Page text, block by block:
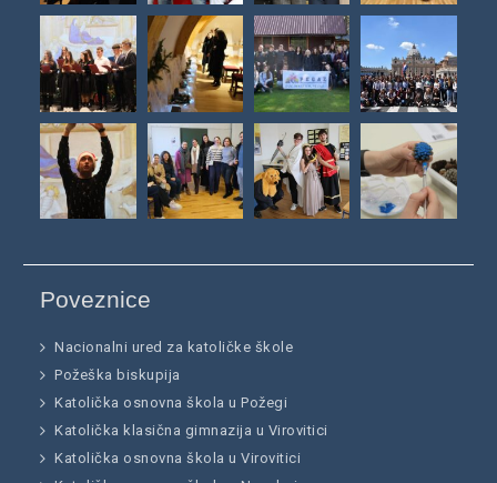
Poveznice
Nacionalni ured za katoličke škole
Požeška biskupija
Katolička osnovna škola u Požegi
Katolička klasična gimnazija u Virovitici
Katolička osnovna škola u Virovitici